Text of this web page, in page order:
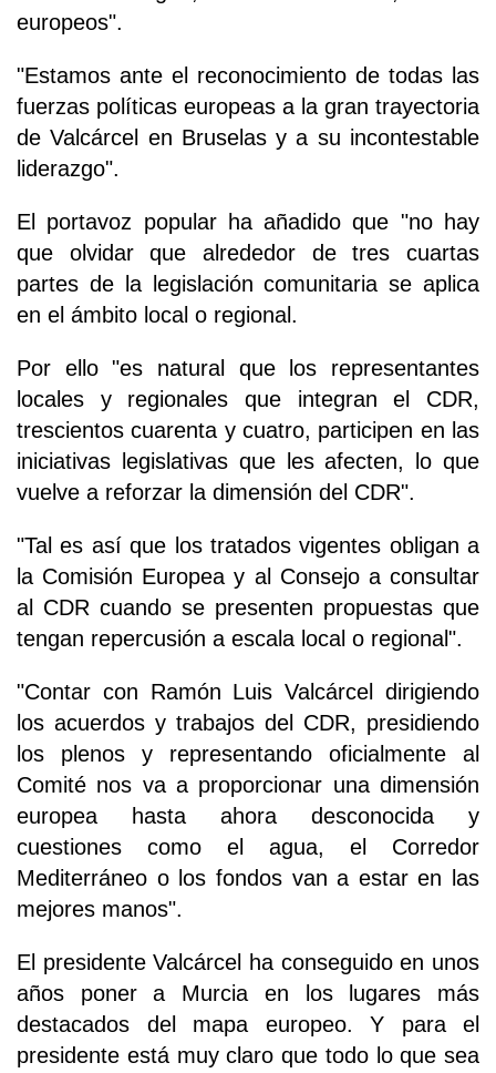
europeos".
"Estamos ante el reconocimiento de todas las
fuerzas políticas europeas a la gran trayectoria
de Valcárcel en Bruselas y a su incontestable
liderazgo".
El portavoz popular ha añadido que "no hay
que olvidar que alrededor de tres cuartas
partes de la legislación comunitaria se aplica
en el ámbito local o regional.
Por ello "es natural que los representantes
locales y regionales que integran el CDR,
trescientos cuarenta y cuatro, participen en las
iniciativas legislativas que les afecten, lo que
vuelve a reforzar la dimensión del CDR".
"Tal es así que los tratados vigentes obligan a
la Comisión Europea y al Consejo a consultar
al CDR cuando se presenten propuestas que
tengan repercusión a escala local o regional".
"Contar con Ramón Luis Valcárcel dirigiendo
los acuerdos y trabajos del CDR, presidiendo
los plenos y representando oficialmente al
Comité nos va a proporcionar una dimensión
europea hasta ahora desconocida y
cuestiones como el agua, el Corredor
Mediterráneo o los fondos van a estar en las
mejores manos".
El presidente Valcárcel ha conseguido en unos
años poner a Murcia en los lugares más
destacados del mapa europeo. Y para el
presidente está muy claro que todo lo que sea